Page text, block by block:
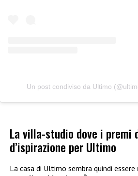
Un post condiviso da Ultimo
La villa-studio dove i premi
d’ispirazione per Ultimo
La casa di Ultimo sembra quindi essere